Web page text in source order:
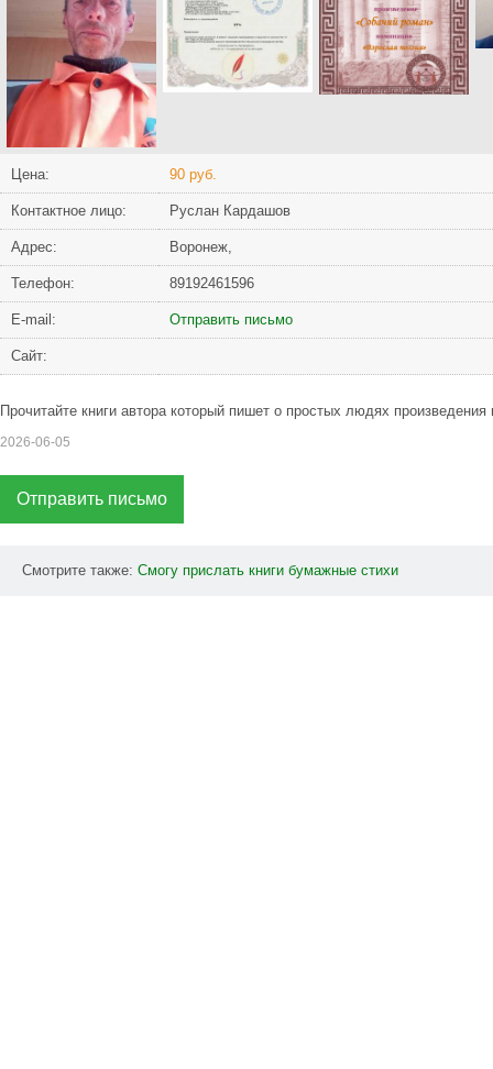
Цена: 90 руб.
Контактное лицо: Руслан Кардашов
Адрес: Воронеж,
Телефон: 89192461596
Е-mail: Отправить письмо
Сайт:
Прочитайте книги автора который пишет о простых людях
2026-06-05
Отправить письмо
Смотрите также: Смогу прислать книги бумажные стихи